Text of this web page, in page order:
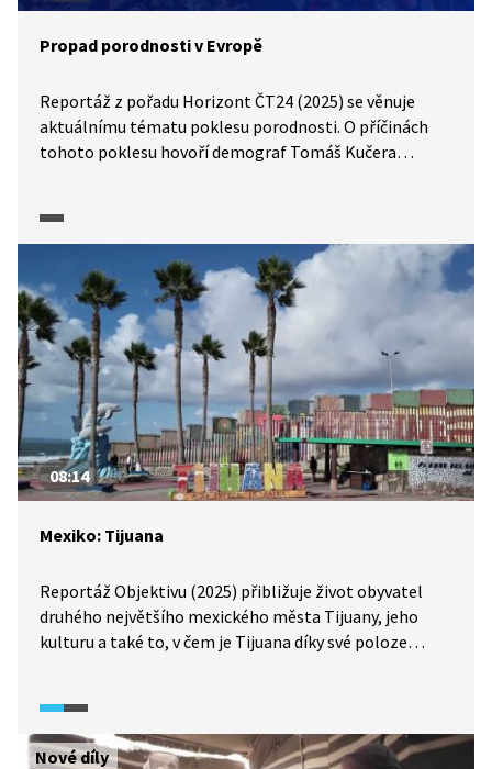
Propad porodnosti v Evropě
Reportáž z pořadu Horizont ČT24 (2025) se věnuje
aktuálnímu tématu poklesu porodnosti. O příčinách
tohoto poklesu hovoří demograf Tomáš Kučera
08:14
Mexiko: Tijuana
Reportáž Objektivu (2025) přibližuje život obyvatel
druhého největšího mexického města Tijuany, jeho
kulturu a také to, v čem je Tijuana díky své poloze
Nové díly